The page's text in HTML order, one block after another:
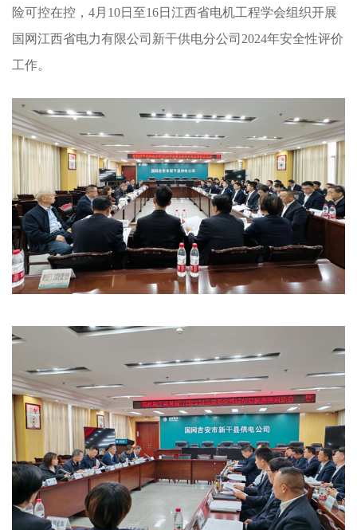
险可控在控， 4月10日 至16日江西省电机工程学会组织开展
国网江西省电力有限公司新干供电分公司 2024年安全性评价
工作。